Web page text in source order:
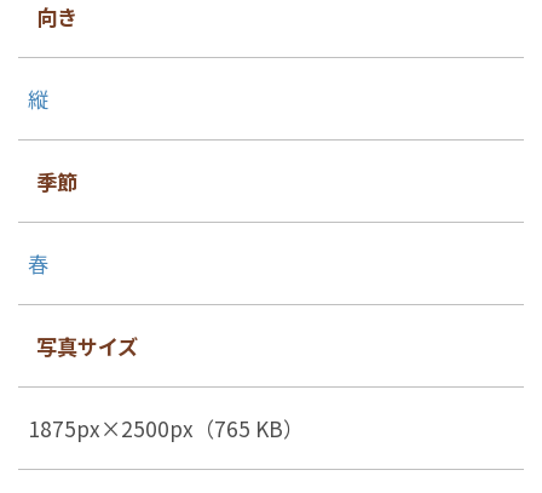
向き
縦
季節
春
写真サイズ
1875px×2500px（765 KB）